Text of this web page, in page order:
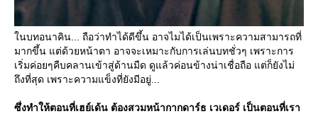
นบทอนาคิน... ถือว่าทำได้ดีขึ้น อาจไมได้เป็นเพราะความสามารถที่
มากขึ้น แต่ด้วยหน้าตา อาจจะเหมาะกับการเล่นบทชั่วๆ เพราะการ
เริ่มค่อยๆคืบคลานเข้าสู่ด้านมืด ดูแล้วค่อนข้างน่าเชื่อถือ แต่ก็ยังไม่
ถึงที่สุด เพราะความแข็งที่ยังมีอยู่...
ซึ่งทำให้ตอนที่เฮย์เด้น ต้องสวมหน้ากากดาร์ธ เวเดอร์ เป็นตอนที่เรา